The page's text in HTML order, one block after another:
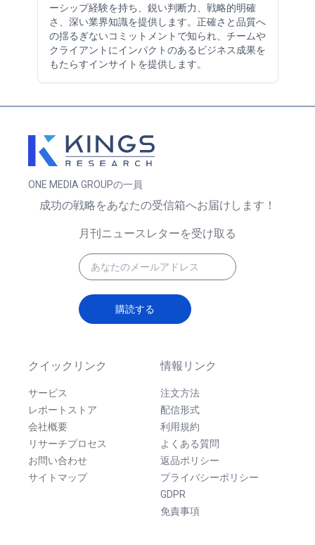
ーシップ経験を持ち、鋭い判断力、戦略的明確
さ、深い業界知識を提供します。正確さと品質へ
の揺るぎないコミットメントで知られ、チームや
クライアントにインパクトのあるビジネス成果を
もたらすインサイトを提供します。
ONE MEDIA GROUPの一員
クイックリンク
サービス
レポートストア
会社概要
リサーチプロセス
お問い合わせ
サイトマップ
情報リンク
注文方法
配信形式
利用規約
よくある質問
返品ポリシー
プライバシーポリシー
GDPR
免責事項
成功の戦略をあなたの受信箱へお届けします！
月刊ニュースレターを受け取る
購読する